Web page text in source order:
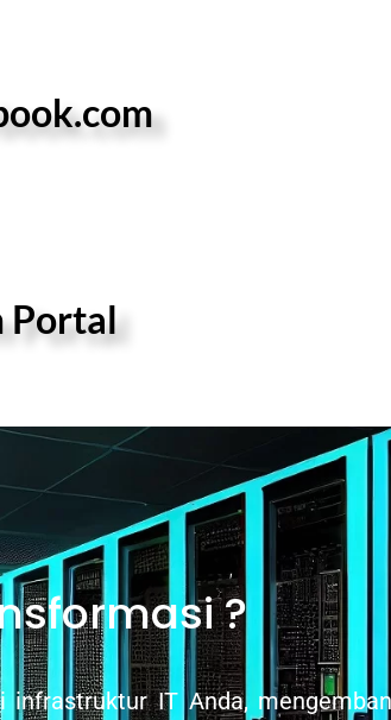
Portal
?
infrastruktur IT Anda,